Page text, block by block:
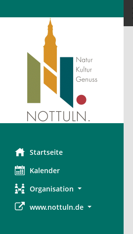
Startseite
Kalender
Organisation
www.nottuln.de